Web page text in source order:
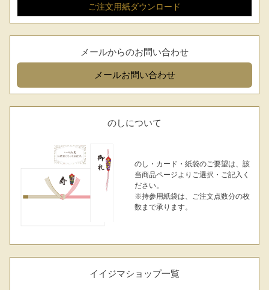
結婚内祝い
長寿祝い 高級肉ギフト 法人ギフト
LINEギフト ふるさと納税
ご注文用紙ダウンロード
メールからのお問い合わせ
メールお問い合わせ
のしについて
のし・カード・紙袋のご要望は、該
当商品ページよりご選択・ご記入く
ださい。
※持参用紙袋は、ご注文点数分の枚
数まで承ります。
イイジマショップ一覧